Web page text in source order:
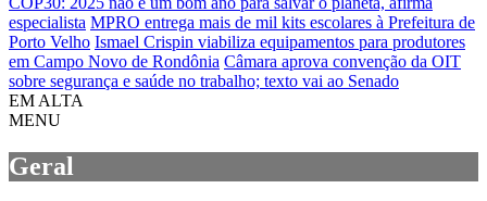
especialista MPRO entrega mais de mil kits escolares à Prefeitura de
Porto Velho Ismael Crispin viabiliza equipamentos para produtores
em Campo Novo de Rondônia Câmara aprova convenção da OIT
sobre segurança e saúde no trabalho; texto vai ao Senado
EM ALTA
MENU
Geral